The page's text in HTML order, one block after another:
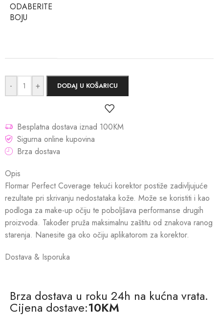
ODABERITE
BOJU
- + DODAJ U KOŠARICU
Besplatna dostava iznad 100KM
Sigurna online kupovina
Brza dostava
Opis
Flormar Perfect Coverage tekući korektor postiže zadivljujuće
rezultate pri skrivanju nedostataka kože. Može se koristiti i kao
podloga za make-up očiju te poboljšava performanse drugih
proizvoda. Također pruža maksimalnu zaštitu od znakova ranog
starenja. Nanesite ga oko očiju aplikatorom za korektor.
Dostava & Isporuka
Brza dostava u roku 24h na kućna vrata.
Cijena dostave:10KM